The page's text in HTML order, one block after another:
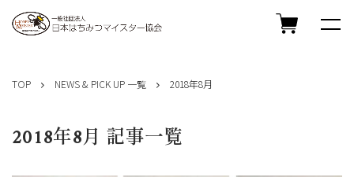
TOP NEWS & PICK UP 一覧 2018年8月
2018年8月 記事一覧